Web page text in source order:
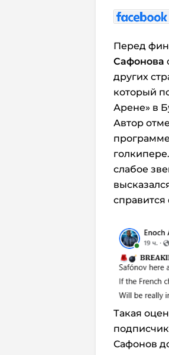
Перед
Сафонова
других
который
Арене» в
Автор
слабое
справится
Такая
Сафонов